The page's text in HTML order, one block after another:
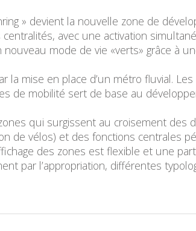
» devient la nouvelle zone de
avec une activation
mode de vie «verts» grâce à
la mise en place d’un métro fluvial.
de mobilité sert de base au
qui surgissent au croisement
de vélos) et des fonctions centrales
des zones est flexible et une
par l’appropriation, différentes